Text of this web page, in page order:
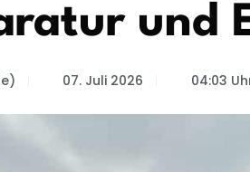
und
07. Juli 2026 04:03